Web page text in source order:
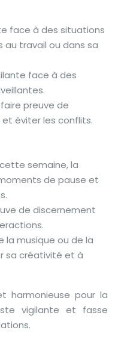
face à des situations
travail ou dans sa
face à des
preuve de
éviter les conflits.
semaine, la
de pause et
de discernement
la musique ou de la
sa créativité et à
harmonieuse pour la
vigilante et fasse